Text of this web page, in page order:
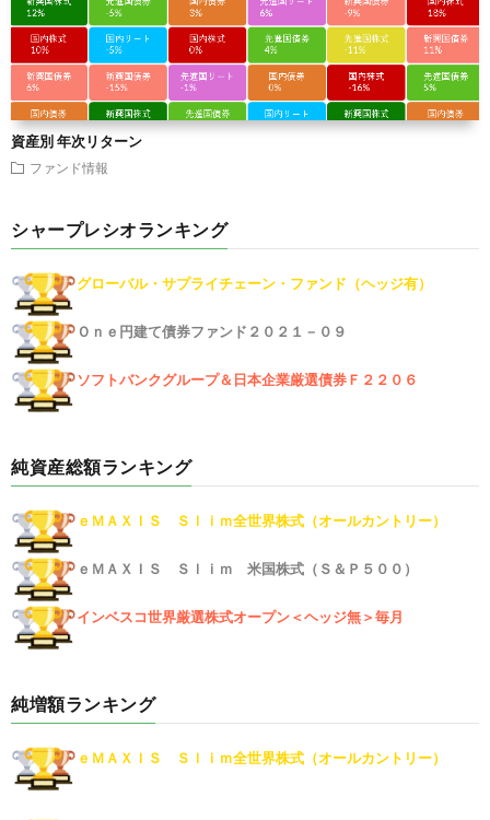
資産別 年次リターン
ファンド情報
シャープレシオランキング
グローバル・サプライチェーン・ファンド（ヘッジ有）
Ｏｎｅ円建て債券ファンド２０２１－０９
ソフトバンクグループ＆日本企業厳選債券Ｆ２２０６
純資産総額ランキング
ｅＭＡＸＩＳ Ｓｌｉｍ全世界株式（オールカントリー）
ｅＭＡＸＩＳ Ｓｌｉｍ 米国株式（Ｓ＆Ｐ５００）
インベスコ世界厳選株式オープン＜ヘッジ無＞毎月
純増額ランキング
ｅＭＡＸＩＳ Ｓｌｉｍ全世界株式（オールカントリー）